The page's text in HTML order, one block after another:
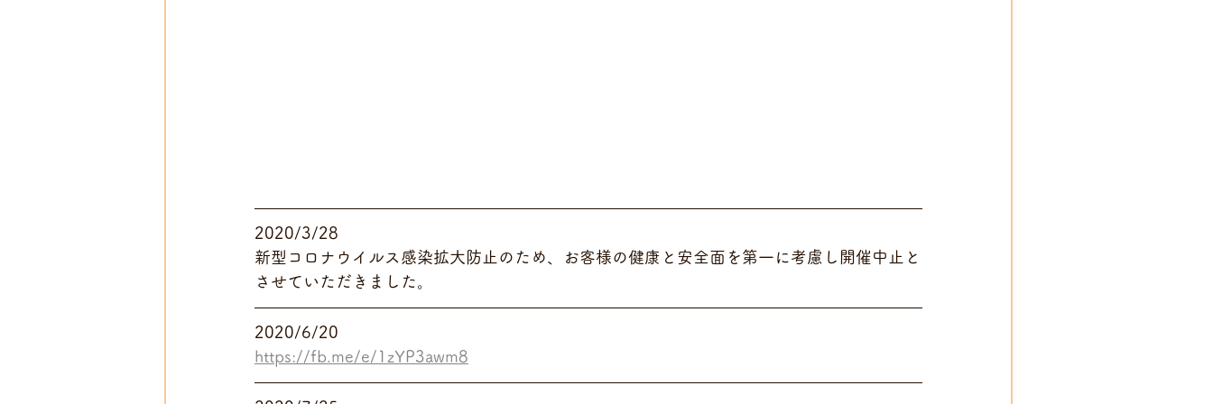
2020/3/28
新型コロナウイルス感染拡大防止のため、お客様の健康と安全面を第一に考慮し開催中止と
させていただきました。
2020/6/20
https://fb.me/e/1zYP3awm8